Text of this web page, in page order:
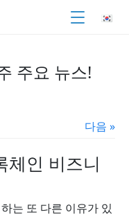
주요 뉴스!
다음 »
인 비즈니
는 또 다른 이유가 있